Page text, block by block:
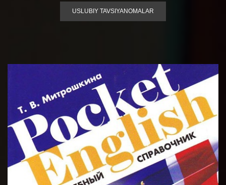
USLUBIY TAVSIYANOMALAR